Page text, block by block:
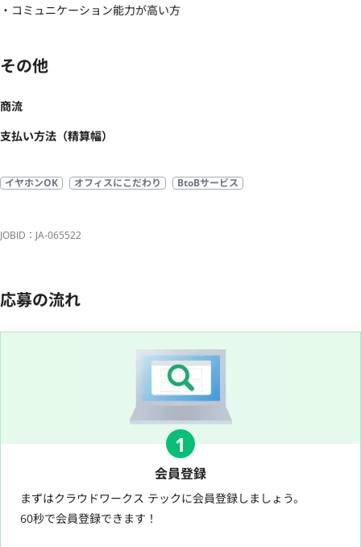
・コミュニケーション能力が高い方
その他
商流
支払い方法（精算幅）
イヤホンOK オフィスにこだわり BtoBサービス
JOBID：JA-065522
応募の流れ
1
会員登録
まずはクラウドワークス テックに会員登録しましょう。
60秒で会員登録できます！